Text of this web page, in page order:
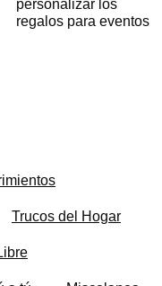
personalizar los
regalos para eventos
Trucos del Hogar